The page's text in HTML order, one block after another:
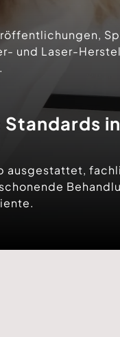
und Laser-
ausgestattet,